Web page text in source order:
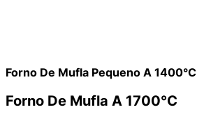
Forno De Mufla Pequeno A 1400°C
Forno De Mufla A 1700°C